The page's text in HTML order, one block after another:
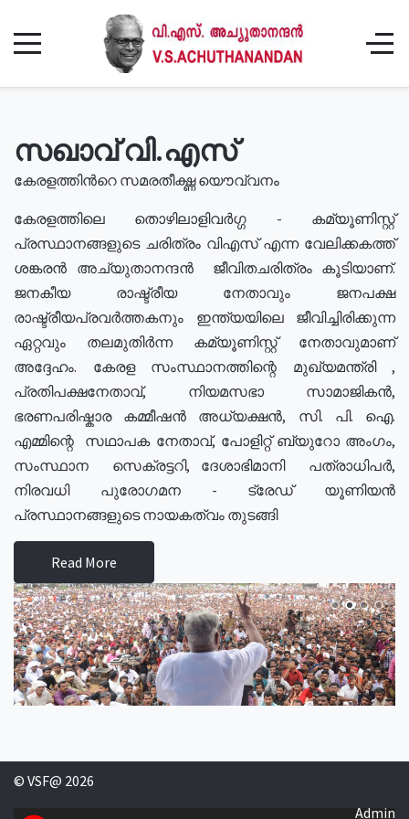
സഖാവ് വി.എസ്
കേരളത്തിൻറെ സമരതീക്ഷ്ണ യൌവ്വനം
കേരളത്തിലെ തൊഴിലാളിവർഗ്ഗ - കമ്യൂണിസ്റ്റ്
പ്രസ്ഥാനങ്ങളുടെ ചരിത്രം വിഎസ് എന്ന വേലിക്കകത്ത്
ശങ്കരൻ അച്യുതാനന്ദൻ ജീവിതചരിത്രം കൂടിയാണ്.
ജനകീയ രാഷ്ട്രീയ നേതാവും ജനപക്ഷ
രാഷ്ട്രീയപ്രവർത്തകനും ഇന്ത്യയിലെ ജീവിച്ചിരിക്കുന്ന
ഏറ്റവും തലമുതിർന്ന കമ്യൂണിസ്റ്റ് നേതാവുമാണ്
അദ്ദേഹം. കേരള സംസ്ഥാനത്തിന്റെ മുഖ്യമന്ത്രി ,
പ്രതിപക്ഷനേതാവ്, നിയമസഭാ സാമാജികൻ,
ഭരണപരിഷ്കാര കമ്മീഷൻ അധ്യക്ഷൻ, സി. പി. ഐ.
എമ്മിന്റെ സഥാപക നേതാവ്, പോളിറ്റ് ബ്യുറോ അംഗം,
സംസ്ഥാന സെക്രട്ടറി, ദേശാഭിമാനി പത്രാധിപർ,
നിരവധി പുരോഗമന - ട്രേഡ് യൂണിയൻ
പ്രസ്ഥാനങ്ങളുടെ നായകത്വം തുടങ്ങി
Read More
© VSF@ 2026
Admin